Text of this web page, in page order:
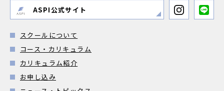
ASPI公式サイト
スクールについて
コース・カリキュラム
カリキュラム紹介
お申し込み